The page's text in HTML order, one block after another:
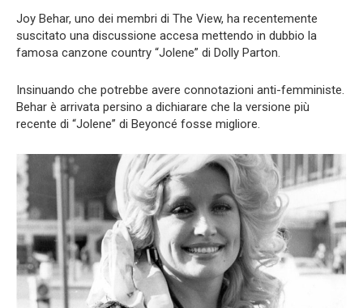
Joy Behar, uno dei membri di The View, ha recentemente
suscitato una discussione accesa mettendo in dubbio la
famosa canzone country “Jolene” di Dolly Parton.
Insinuando che potrebbe avere connotazioni anti-femministe.
Behar è arrivata persino a dichiarare che la versione più
recente di “Jolene” di Beyoncé fosse migliore.